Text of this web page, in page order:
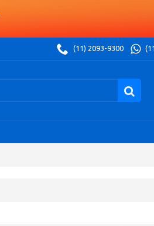
(11) 2093-9300